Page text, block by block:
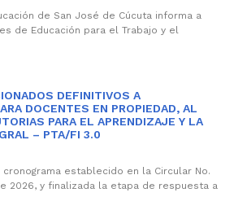
de San José de Cúcuta informa a
de Educación para el Trabajo y el
DEFINITIVOS A
DOCENTES EN PROPIEDAD, AL
PARA EL APRENDIZAJE Y LA
– PTA/FI 3.0
establecido en la Circular No.
2026, y finalizada la etapa de respuesta a